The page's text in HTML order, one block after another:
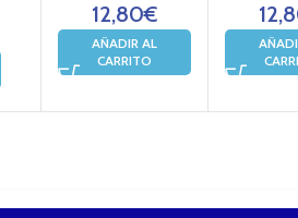
12,80€
AÑADIR AL
CARRITO